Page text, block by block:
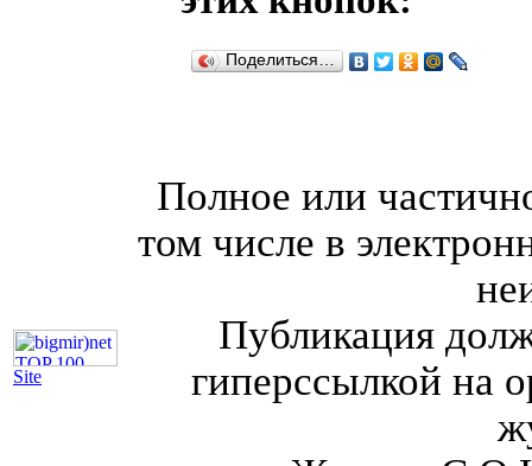
Поделиться…
Site
Полное или
том числе в
Публикация
гиперссылкой на